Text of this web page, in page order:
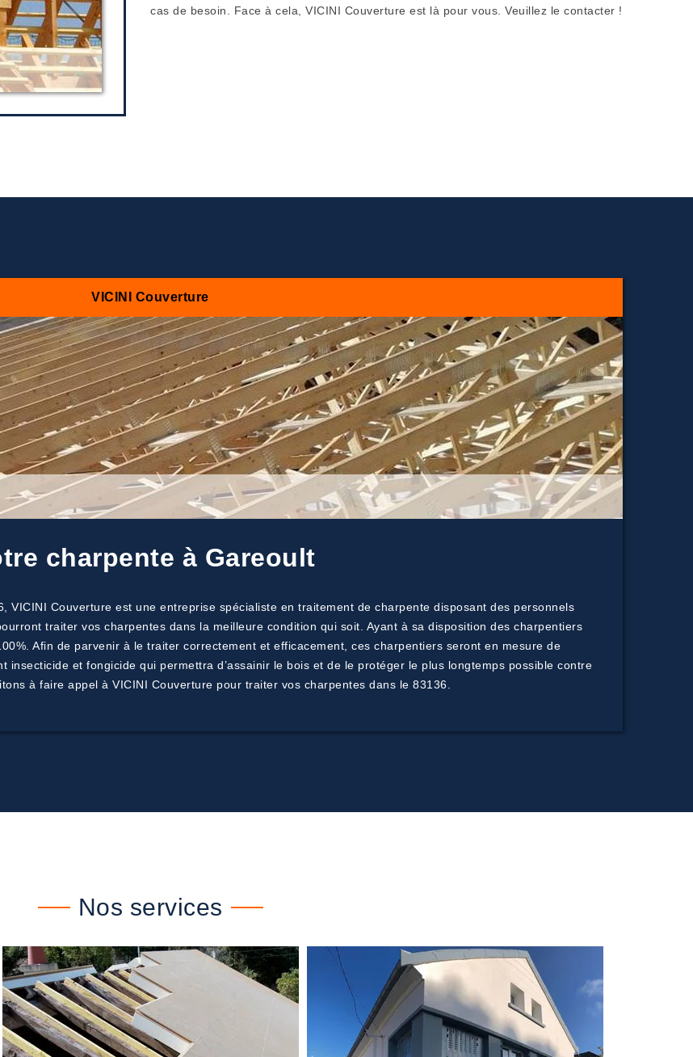
cas de besoin. Face à cela, VICINI Couverture est là pour vous. Veuillez le contacter !
VICINI Couverture
charpente à Gareoult
VICINI Couverture est une entreprise spécialiste en traitement de charpente disposant des personnels
traiter vos charpentes dans la meilleure condition qui soit. Ayant à sa disposition des charpentiers
Afin de parvenir à le traiter correctement et efficacement, ces charpentiers seront en mesure de
insecticide et fongicide qui permettra d’assainir le bois et de le protéger le plus longtemps possible contre
à faire appel à VICINI Couverture pour traiter vos charpentes dans le 83136.
Nos services